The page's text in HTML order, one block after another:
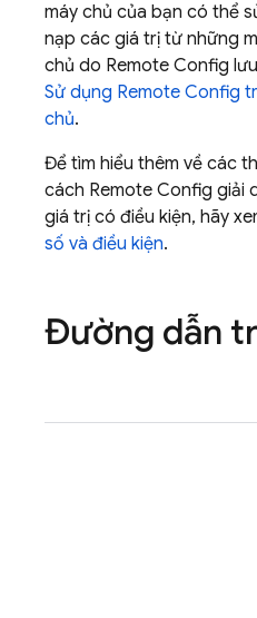
máy chủ của bạn có thể
nạp các giá trị từ những
chủ do Remote Config
Sử dụng Remote Config
chủ.
Để tìm hiểu thêm về các
cách Remote Config giải
giá trị có điều kiện, hãy
số và điều kiện.
Đường dẫn